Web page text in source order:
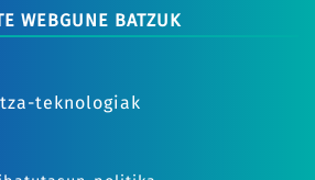
WEBGUNE BATZUK
teknologiak